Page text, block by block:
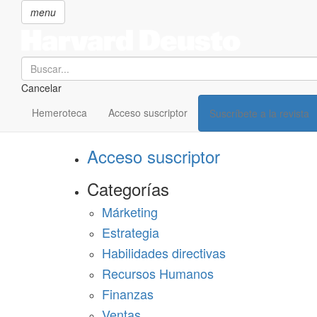
menu
Search
Cancelar
Hemeroteca Acceso suscriptor Suscríbete a la revista
SECCIONES
Suscríbete a Harvard Deusto
Acceso suscriptor
Categorías
Márketing
Estrategia
Habilidades directivas
Recursos Humanos
Finanzas